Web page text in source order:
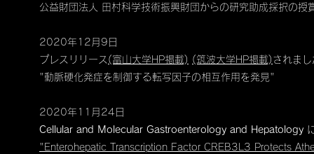
公益財団法人 田村科学技術振興財団からの研究助成採択の
2020年12月9日
プレスリリース (富山大学HP掲載) (筑波大学HP掲載) されまし
"動脈硬化発症を制御する転写因子の相互作用を発見"
2020年11月24日
Cellular and Molecular Gastroenterology and Hepatology
"Enterohepatic Transcription Factor CREB3L3 Protects